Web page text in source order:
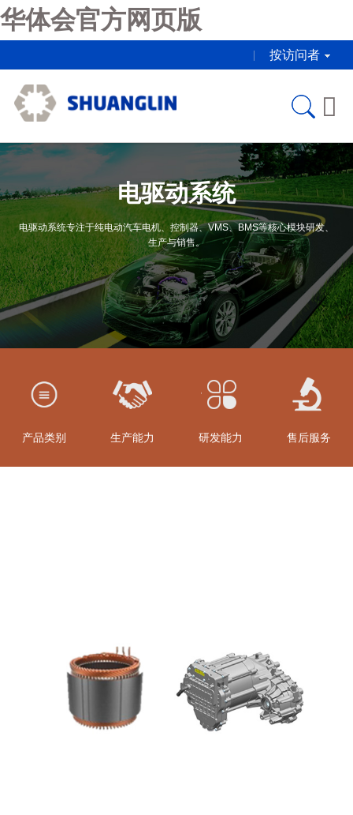
华体会官方网页版
按访问者

电驱动系统
电驱动系统专注于纯电动汽车电机、控制器、VMS、BMS等核心模块研发、
生产与销售。
产品类别 生产能力 研发能力 售后服务